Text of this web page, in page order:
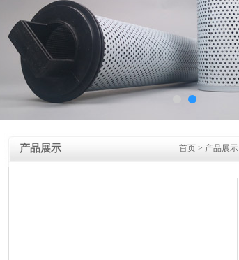
产品展示 首页 > 产品展示